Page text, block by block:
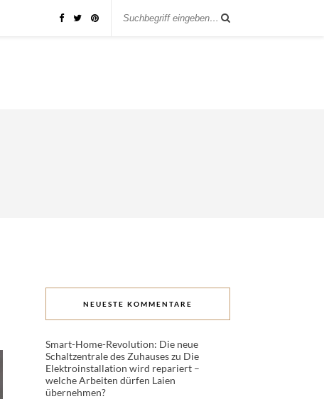
NEUESTE KOMMENTARE
Smart-Home-Revolution: Die neue
Schaltzentrale des Zuhauseszu Die
Elektroinstallation wird repariert –
welche Arbeiten dürfen Laien
übernehmen?